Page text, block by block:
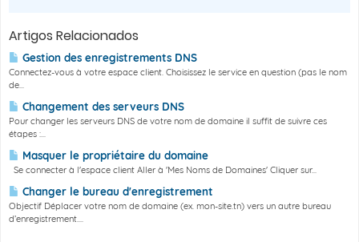
Artigos Relacionados
Gestion des enregistrements DNS
Connectez-vous à votre espace client. Choisissez le service en question (pas le nom
de...
Changement des serveurs DNS
Pour changer les serveurs DNS de votre nom de domaine il suffit de suivre ces
étapes :...
Masquer le propriétaire du domaine
Se connecter à l'espace client Aller à 'Mes Noms de Domaines' Cliquer sur...
Changer le bureau d'enregistrement
Objectif Déplacer votre nom de domaine (ex. mon-site.tn) vers un autre bureau
d’enregistrement....